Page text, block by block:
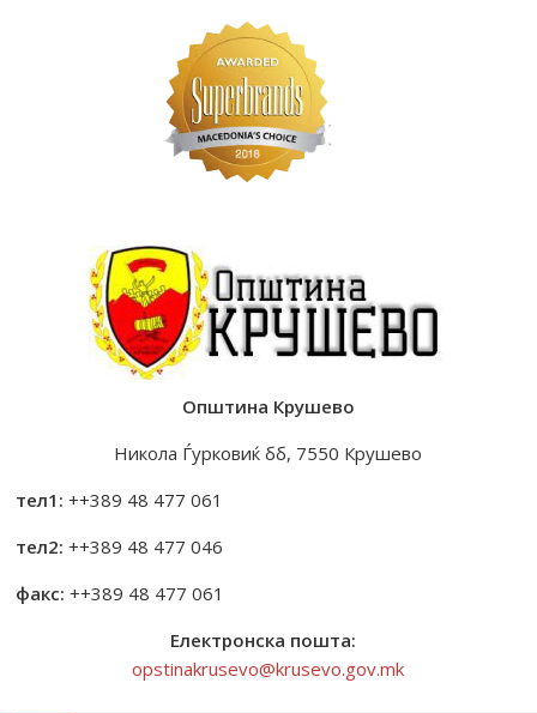
Општина Крушево
Никола Ѓурковиќ бб, 7550 Крушево
тел1: ++389 48 477 061
тел2: ++389 48 477 046
факс: ++389 48 477 061
Електронска пошта:
opstinakrusevo@krusevo.gov.mk